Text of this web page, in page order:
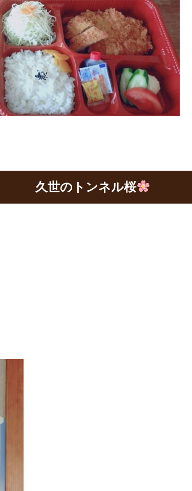
久世のトンネル桜